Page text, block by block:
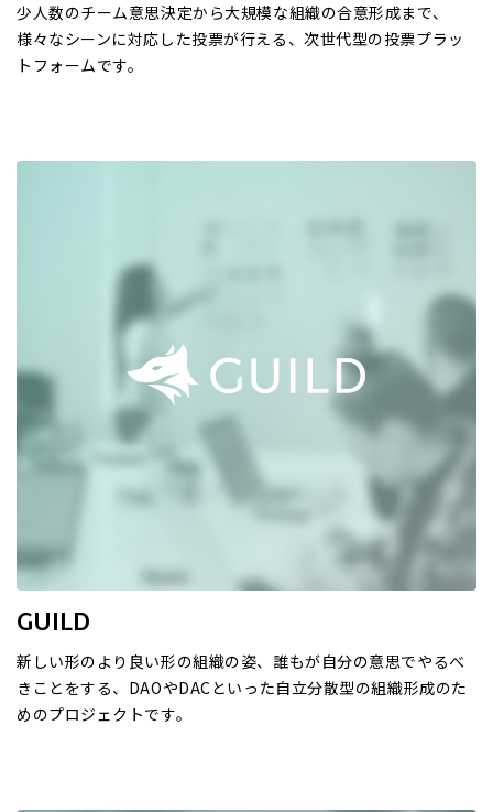
少人数のチーム意思決定から大規模な組織の合意形成まで、
様々なシーンに対応した投票が行える、次世代型の投票プラッ
トフォームです。
GUILD
新しい形のより良い形の組織の姿、誰もが自分の意思でやるべ
きことをする、DAOやDACといった自立分散型の組織形成のた
めのプロジェクトです。